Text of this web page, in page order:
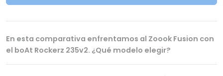
En esta comparativa enfrentamos al Zoook Fusion con
el boAt Rockerz 235v2. ¿Qué modelo elegir?